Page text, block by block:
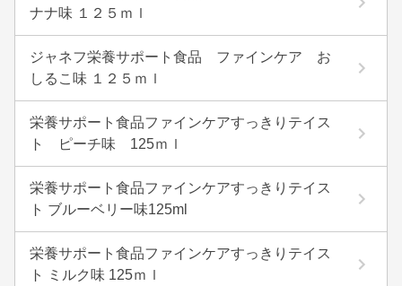
ナナ味 １２５ｍｌ
ジャネフ栄養サポート食品 ファインケア お
しるこ味 １２５ｍｌ
栄養サポート食品ファインケアすっきりテイス
ト ピーチ味 125ｍｌ
栄養サポート食品ファインケアすっきりテイス
ト ブルーベリー味125ml
栄養サポート食品ファインケアすっきりテイス
ト ミルク味 125ｍｌ